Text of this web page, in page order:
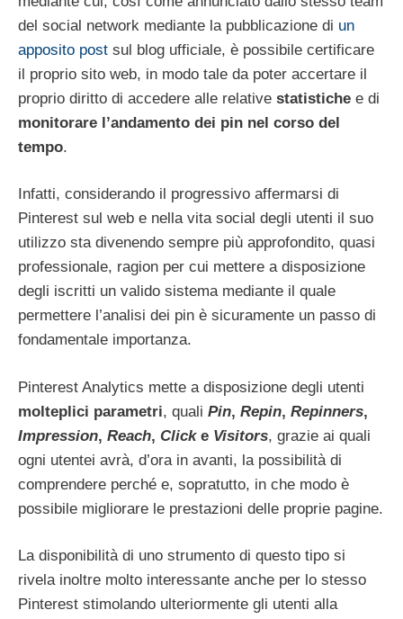
del social network mediante la pubblicazione di un
apposito post sul blog ufficiale, è possibile certificare
il proprio sito web, in modo tale da poter accertare il
proprio diritto di accedere alle relative statistiche e di
monitorare l’andamento dei pin nel corso del
tempo.
Infatti, considerando il progressivo affermarsi di
Pinterest sul web e nella vita social degli utenti il suo
utilizzo sta divenendo sempre più approfondito, quasi
professionale, ragion per cui mettere a disposizione
degli iscritti un valido sistema mediante il quale
permettere l’analisi dei pin è sicuramente un passo di
fondamentale importanza.
Pinterest Analytics mette a disposizione degli utenti
molteplici parametri, quali Pin, Repin, Repinners,
Impression, Reach, Clicke Visitors, grazie ai quali
ogni utentei avrà, d’ora in avanti, la possibilità di
comprendere perché e, sopratutto, in che modo è
possibile migliorare le prestazioni delle proprie pagine.
La disponibilità di uno strumento di questo tipo si
rivela inoltre molto interessante anche per lo stesso
Pinterest stimolando ulteriormente gli utenti alla